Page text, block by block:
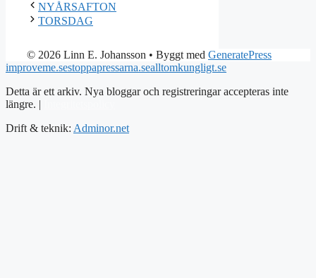
NYÅRSAFTON
TORSDAG
© 2026 Linn E. Johansson • Byggt med GeneratePress
improveme.sestoppapressarna.sealltomkungligt.se
Detta är ett arkiv. Nya bloggar och registreringar accepteras inte
längre. |
Drift & teknik: Adminor.net